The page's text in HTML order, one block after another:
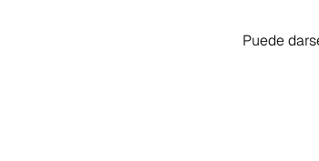
Puede